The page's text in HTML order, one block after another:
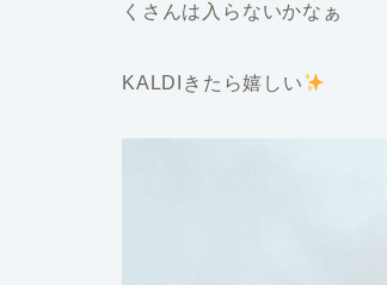
くさんは入らないかなぁ
KALDIきたら嬉しい